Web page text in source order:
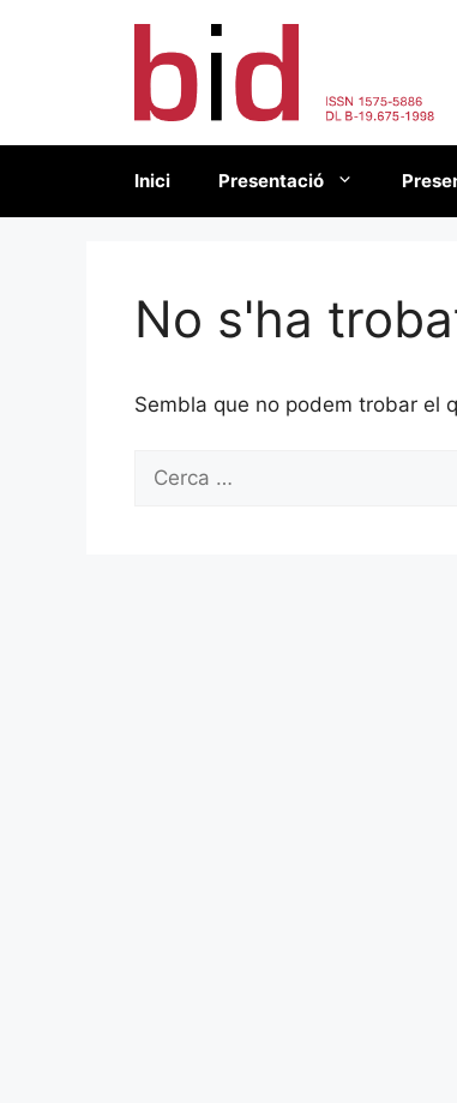
Inici Presentació
No s'ha
Sembla que no podem trobar el
Cerca: